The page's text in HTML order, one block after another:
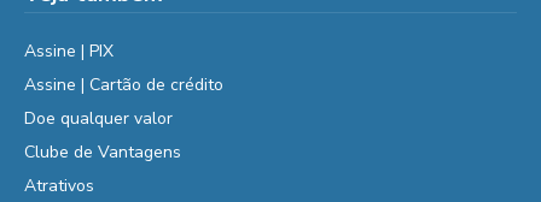
Assine | PIX
Assine | Cartão de crédito
Doe qualquer valor
Clube de Vantagens
Atrativos